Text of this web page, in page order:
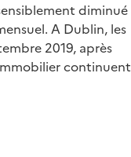
diminué
A Dublin, les
2019, après
continuent